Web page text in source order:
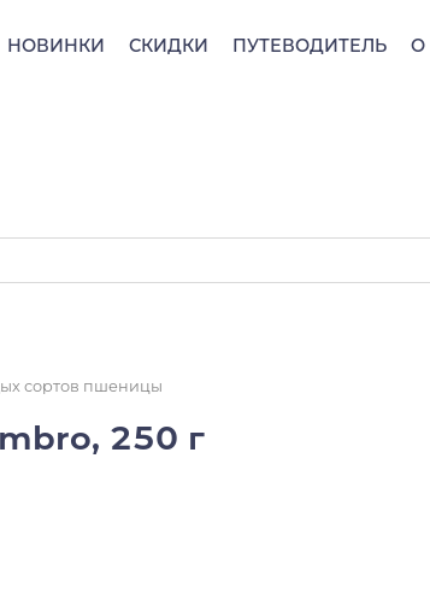
НОВИНКИ СКИДКИ ПУТЕВОДИТЕЛЬ О
сортов пшеницы
250 г